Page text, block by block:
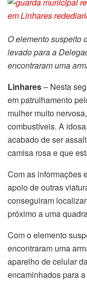
O elemento suspeito
levado para a
encontraram uma
Linhares– Nesta
em patrulhamento
mulher muito
combustíveis. A
acabado de ser
camisa rosa e que
Com as informações
apoio de outras
conseguiram
próximo a uma
Com o elemento
encontraram uma
aparelho de celular
encaminhados para